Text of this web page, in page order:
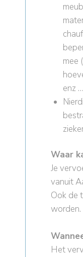
mee
enz
Waar
Je
vanuit
Ook de
worden.
Het